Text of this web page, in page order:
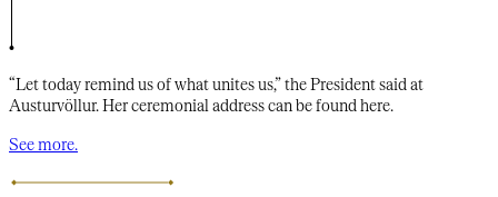
“Let today remind us of what unites us,” the President said at
Austurvöllur. Her ceremonial address can be found here.​​​​‌ ‍ ​‍​‍‌‍ ‌ ​‍‌‍‍‌‌‍‌ ‌‍‍‌‌‍ ‍​‍​‍​ ‍‍​‍​‍‌ ​ ‌‍​‌‌‍ ‍‌‍‍‌‌ ‌​‌ ‍‌​‍ ‍‌‍‍‌‌‍ ​‍​‍​‍ ​​‍​‍‌‍‍​‌ ​‍‌‍‌‌‌‍‌‍​‍​‍​ ‍‍​‍​‍‌‍‍​‌ ‌​‌ ‌​‌ ​​‌ ​ ​‍ ​‍ ‌‍‌‍‌‍ ‌ ​‍‌ ​ ‌‍‌‌‌ ‌​‌‍‍‌​‍ ‌‌‍‍‌‌ ​ ‌‍ ​‌‍​‌‌‍ ‍‌‍‌​‌ ​ ​‍ ‍‌ ‌‍‌‍‌‌‌ ​‍‌‍​ ‌‍‌‌‌‍ ​​‍ ‍‌‍​‌‌ ​​‌ ​​​‍ ‌ ​ ‌ ‌​‌ ‌‌‌‍‌​‌‍‍‌‌‍ ​‍ ‌‍‍‌‌‍ ‍‌ ‌​‌‍‌‌‌‍ ‍‌ ‌​​‍ ‌‍‌‌‌‍‌​‌‍‍‌‌ ‌​​‍ ‌‍ ‌‌‍ ‌‍‌​‌‍‌‌​ ‌‌ ​​‌ ​‍‌‍‌‌‌ ​ ‌‍‌‌‌‍ ‍‌ ‌​‌‍​‌‌ ‌​‌‍‍‌‌‍ ‌‍ ‍​ ‍ ‌‍‍‌‌‍‌​​ ‌​ ‌ ​ ‌‍​ ​​​ ​ ​ ‌‍‌‍‌‌‌‍​‍‌‍​‌​‍ ‌​ ​ ​ ​ ‌‍​‌‌‍‌‍​‍ ‌​ ‌​‌‍​‌‌‍‌‌​ ‌‌​‍ ‌​ ‍‌​ ​‌‌‍​‌​ ‍​​‍ ‌‌‍‌​​ ‌ ​ ​‍​ ‍​​ ‌‍​ ​‌‌‍‌​​ ​ ​ ​‍​ ​‍​ ‍​‌‍​ ​ ‍ ‌ ‌​‌ ‍‌‌ ​​‌‍‌‌​ ‌‌‍ ‍‌‍‌‌‌ ‌ ‌ ​ ​ ‍ ‌ ​​‌‍​‌‌ ‌​‌‍‍​​ ‌‌ ​​‌‍​‌‌‍‌ ‌‍‌‌‌​​‍‌ ‌‌‌‍‍‌‌‍ ​‌‍‌​‌‍‌‌‌ ​‍​‍‌‌​ ‌‌‌​​‍‌‌ ‌‍‍ ‌‍‌‌‌ ‍‌​‍‌‌​ ​ ‌​‌​​‍‌‌​ ​ ‌​‌​​‍‌‌​ ​‍​ ​‍​ ‌‍‌‍​ ‌‍​‍​ ‍​​ ‌‌​ ‌ ​ ​ ​ ‍​‌‍​‍‌‍​‍​ ​‍​ ‍​​‍‌‌​ ​‍​ ​‍​‍‌‌​ ‌‌‌​‌​​‍ ‍‌‍​ ‌‍​‌‌‍ ​‌‍ ​‌‌‌​‌‍ ‌​​‌‌‍​ ‌ ‌​‌‍‍‌‌‍ ‌‍ ‍​‍ ‍‌‍‌​‌‍‌‌‌ ​ ‌‍​ ‌ ​‍‌‍‍‌‌ ​​‌ ‌​‌‍‍‌‌‍ ‌‍ ‍​ ‌‍​‍‌‍​‌‌ ​ ‌‍‌‌‌‌‌‌‌ ​‍‌‍ ​​ ‌‌‍‍​‌ ‌​‌ ‌​‌ ​​‌ ​ ​‍‌‌​ ​‍‌​‌‍​‍‌‌​ ​‍‌​‌‍‌‍‌‍‌‍ ‌ ​‍‌ ​ ‌‍‌‌‌ ‌​‌‍‍‌​‍ ‌‌‍‍‌‌ ​ ‌‍ ​‌‍​‌‌‍ ‍‌‍‌​‌ ​ ​‍ ‍‌ ‌‍‌‍‌‌‌ ​‍‌‍​ ‌‍‌‌‌‍ ​​‍ ‍‌‍​‌‌ ​​‌ ​​​‍‌‌​ ​‍‌​‌‍‌ ​ ‌ ‌​‌ ‌‌‌‍‌​‌‍‍‌‌‍ ​‍‌‍‌‍‍‌‌‍‌​​ ‌​ ‌ ​ ‌‍​ ​​​ ​ ​ ‌‍‌‍‌‌‌‍​‍‌‍​‌​‍ ‌​ ​ ​ ​ ‌‍​‌‌‍‌‍​‍ ‌​ ‌​‌‍​‌‌‍‌‌​ ‌‌​‍ ‌​ ‍‌​ ​‌‌‍​‌​ ‍​​‍ ‌‌‍‌​​ ‌ ​ ​‍​ ‍​​ ‌‍​ ​‌‌‍‌​​ ​ ​ ​‍​ ​‍​ ‍​‌‍​ ​‍‌‍‌ ‌​‌ ‍‌‌ ​​‌‍‌‌​ ‌‌‍ ‍‌‍‌‌‌ ‌ ‌ ​ ​‍‌‍‌ ​​‌‍​‌‌ ‌​‌‍‍​​ ‌‌ ​​‌‍​‌‌‍‌ ‌‍‌‌‌​​‍‌ ‌‌‌‍‍‌‌‍ ​‌‍‌​‌‍‌‌‌ ​‍​‍‌‌​ ‌‌‌​​‍‌‌ ‌‍‍ ‌‍‌‌‌ ‍‌​‍‌‌​ ​ ‌​‌​​‍‌‌​ ​ ‌​‌​​‍‌‌​ ​‍​ ​‍​ ‌‍‌‍​ ‌‍​‍​ ‍​​ ‌‌​ ‌ ​ ​ ​ ‍​‌‍​‍‌‍​‍​ ​‍​ ‍​​‍‌‌​ ​‍​ ​‍​‍‌‌​ ‌‌‌​‌​​‍ ‍‌‍​ ‌‍​‌‌‍ ​‌‍ ​‌‌‌​‌‍ ‌​​‌‌‍​ ‌ ‌​‌‍‍‌‌‍ ‌‍ ‍​‍ ‍‌‍‌​‌‍‌‌‌ ​ ‌‍​ ‌ ​‍‌‍‍‌‌ ​​‌ ‌​‌‍‍‌‌‍ ‌‍ ‍​‍‌‍‌ ​​‌‍‌‌‌ ​‍‌ ​ ‌ ​​‌‍‌‌‌‍​ ‌ ‌​‌‍‍‌‌ ‌‍‌‍‌‌​ ‌‌ ​​‌ ‌‌‌‍​‍‌‍ ​‌‍‍‌‌ ​ ‌‍‍​‌‍‌‌‌‍‌​​‍​‍‌ ‌
See more.​​​​‌ ‍ ​‍​‍‌‍ ‌ ​‍‌‍‍‌‌‍‌ ‌‍‍‌‌‍ ‍​‍​‍​ ‍‍​‍​‍‌ ​ ‌‍​‌‌‍ ‍‌‍‍‌‌ ‌​‌ ‍‌​‍ ‍‌‍‍‌‌‍ ​‍​‍​‍ ​​‍​‍‌‍‍​‌ ​‍‌‍‌‌‌‍‌‍​‍​‍​ ‍‍​‍​‍‌‍‍​‌ ‌​‌ ‌​‌ ​​‌ ​ ​‍ ​‍ ‌‍‌‍‌‍ ‌ ​‍‌ ​ ‌‍‌‌‌ ‌​‌‍‍‌​‍ ‌‌‍‍‌‌ ​ ‌‍ ​‌‍​‌‌‍ ‍‌‍‌​‌ ​ ​‍ ‍‌ ‌‍‌‍‌‌‌ ​‍‌‍​ ‌‍‌‌‌‍ ​​‍ ‍‌‍​‌‌ ​​‌ ​​​‍ ‌ ​ ‌ ‌​‌ ‌‌‌‍‌​‌‍‍‌‌‍ ​‍ ‌‍‍‌‌‍ ‍‌ ‌​‌‍‌‌‌‍ ‍‌ ‌​​‍ ‌‍‌‌‌‍‌​‌‍‍‌‌ ‌​​‍ ‌‍ ‌‌‍ ‌‍‌​‌‍‌‌​ ‌‌ ​​‌ ​‍‌‍‌‌‌ ​ ‌‍‌‌‌‍ ‍‌ ‌​‌‍​‌‌ ‌​‌‍‍‌‌‍ ‌‍ ‍​ ‍ ‌‍‍‌‌‍‌​​ ‌​ ‌ ​ ‌‍​ ​​​ ​ ​ ‌‍‌‍‌‌‌‍​‍‌‍​‌​‍ ‌​ ​ ​ ​ ‌‍​‌‌‍‌‍​‍ ‌​ ‌​‌‍​‌‌‍‌‌​ ‌‌​‍ ‌​ ‍‌​ ​‌‌‍​‌​ ‍​​‍ ‌‌‍‌​​ ‌ ​ ​‍​ ‍​​ ‌‍​ ​‌‌‍‌​​ ​ ​ ​‍​ ​‍​ ‍​‌‍​ ​ ‍ ‌ ‌​‌ ‍‌‌ ​​‌‍‌‌​ ‌‌‍ ‍‌‍‌‌‌ ‌ ‌ ​ ​ ‍ ‌ ​​‌‍​‌‌ ‌​‌‍‍​​ ‌‌ ​​‌‍​‌‌‍‌ ‌‍‌‌‌​​‍‌ ‌‌‌‍‍‌‌‍ ​‌‍‌​‌‍‌‌‌ ​‍​‍‌‌​ ‌‌‌​​‍‌‌ ‌‍‍ ‌‍‌‌‌ ‍‌​‍‌‌​ ​ ‌​‌​​‍‌‌​ ​ ‌​‌​​‍‌‌​ ​‍​ ​‍​ ‌‍‌‍​ ‌‍​‍​ ‍​​ ‌‌​ ‌ ​ ​ ​ ‍​‌‍​‍‌‍​‍​ ​‍​ ‍​​‍‌‌​ ​‍​ ​‍​‍‌‌​ ‌‌‌​‌​​‍ ‍‌‍​ ‌‍​‌‌‍ ​‌‍ ​‌‌‌​‌‍ ‌​​‌‌‍​ ‌ ‌​‌‍‍‌‌‍ ‌‍ ‍​‍ ‍‌‍​ ‌ ‌​‌‍​‌​‍ ‍‌‍ ‍‌‍​‌‌‍ ‌‌‍‌‌​ ‌‍​‍‌‍​‌‌ ​ ‌‍‌‌‌‌‌‌‌ ​‍‌‍ ​​ ‌‌‍‍​‌ ‌​‌ ‌​‌ ​​‌ ​ ​‍‌‌​ ​‍‌​‌‍​‍‌‌​ ​‍‌​‌‍‌‍‌‍‌‍ ‌ ​‍‌ ​ ‌‍‌‌‌ ‌​‌‍‍‌​‍ ‌‌‍‍‌‌ ​ ‌‍ ​‌‍​‌‌‍ ‍‌‍‌​‌ ​ ​‍ ‍‌ ‌‍‌‍‌‌‌ ​‍‌‍​ ‌‍‌‌‌‍ ​​‍ ‍‌‍​‌‌ ​​‌ ​​​‍‌‌​ ​‍‌​‌‍‌ ​ ‌ ‌​‌ ‌‌‌‍‌​‌‍‍‌‌‍ ​‍‌‍‌‍‍‌‌‍‌​​ ‌​ ‌ ​ ‌‍​ ​​​ ​ ​ ‌‍‌‍‌‌‌‍​‍‌‍​‌​‍ ‌​ ​ ​ ​ ‌‍​‌‌‍‌‍​‍ ‌​ ‌​‌‍​‌‌‍‌‌​ ‌‌​‍ ‌​ ‍‌​ ​‌‌‍​‌​ ‍​​‍ ‌‌‍‌​​ ‌ ​ ​‍​ ‍​​ ‌‍​ ​‌‌‍‌​​ ​ ​ ​‍​ ​‍​ ‍​‌‍​ ​‍‌‍‌ ‌​‌ ‍‌‌ ​​‌‍‌‌​ ‌‌‍ ‍‌‍‌‌‌ ‌ ‌ ​ ​‍‌‍‌ ​​‌‍​‌‌ ‌​‌‍‍​​ ‌‌ ​​‌‍​‌‌‍‌ ‌‍‌‌‌​​‍‌ ‌‌‌‍‍‌‌‍ ​‌‍‌​‌‍‌‌‌ ​‍​‍‌‌​ ‌‌‌​​‍‌‌ ‌‍‍ ‌‍‌‌‌ ‍‌​‍‌‌​ ​ ‌​‌​​‍‌‌​ ​ ‌​‌​​‍‌‌​ ​‍​ ​‍​ ‌‍‌‍​ ‌‍​‍​ ‍​​ ‌‌​ ‌ ​ ​ ​ ‍​‌‍​‍‌‍​‍​ ​‍​ ‍​​‍‌‌​ ​‍​ ​‍​‍‌‌​ ‌‌‌​‌​​‍ ‍‌‍​ ‌‍​‌‌‍ ​‌‍ ​‌‌‌​‌‍ ‌​​‌‌‍​ ‌ ‌​‌‍‍‌‌‍ ‌‍ ‍​‍ ‍‌‍​ ‌ ‌​‌‍​‌​‍ ‍‌‍ ‍‌‍​‌‌‍ ‌‌‍‌‌​‍‌‍‌ ​​‌‍‌‌‌ ​‍‌ ​ ‌ ​​‌‍‌‌‌‍​ ‌ ‌​‌‍‍‌‌ ‌‍‌‍‌‌​ ‌‌ ​​‌ ‌‌‌‍​‍‌‍ ​‌‍‍‌‌ ​ ‌‍‍​‌‍‌‌‌‍‌​​‍​‍‌ ‌